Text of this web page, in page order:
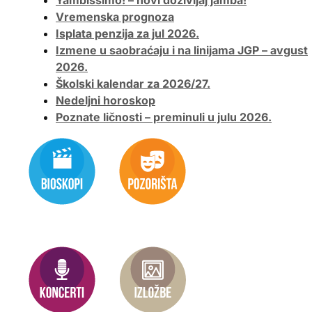
Vremenska prognoza
Isplata penzija za jul 2026.
Izmene u saobraćaju i na linijama JGP – avgust
2026.
Školski kalendar za 2026/27.
Nedeljni horoskop
Poznate ličnosti – preminuli u julu 2026.